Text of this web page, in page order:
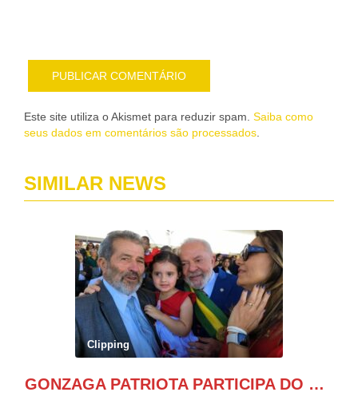
Este site utiliza o Akismet para reduzir spam. Saiba como
seus dados em comentários são processados
SIMILAR NEWS
Clipping
GONZAGA PATRIOTA PARTICIPA DO DESFILE DA INDEPENDÊNCIA NO PALANQUE DA PRESIDÊNCIA DA REPÚBLICA E É ABRAÇADO POR LULA E POR GERALDO ALCKMIN.